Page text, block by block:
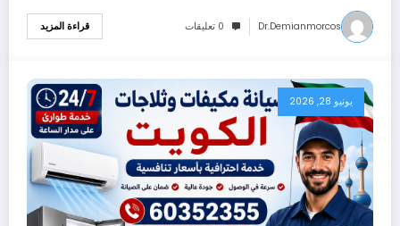
Dr.demianmorcos 0 تعليقات قراءة المزيد
يونيو 28, 2026